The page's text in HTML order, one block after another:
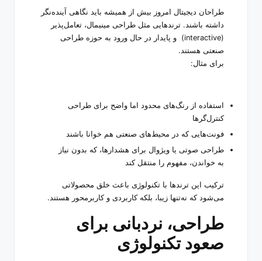
طراحان دیجیتال امروز بیش از همیشه باید نگاهی آینده‌نگر
داشته باشند. ترندهایی مثل طراحی مینیمال، تعامل‌پذیر
(interactive) و پایدار در حال ورود به حوزه طراحی
صنعتی هستند.
برای مثال:
استفاده از رنگ‌های محدود اما واضح برای طراحی
کنترل‌گرها
فونت‌هایی که در محیط‌های صنعتی هم خوانا باشند
طراحی صوتی یا ویژوال برای هشدارها، که بدون نیاز
به خواندن، مفهوم را منتقل کند
ترکیب این ترندها با تکنولوژی باعث خلق محصولاتی
می‌شود که نه‌تنها زیبا، بلکه کاربردی و کاربرمحور هستند.
طراحی، نردبانی برای
صعود تکنولوژی